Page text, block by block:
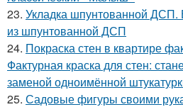
23. Укладка шпунтованной ДСП.
из шпунтованной ДСП
24. Покраска стен в квартире
Фактурная краска для стен:
заменой одноимённой
25. Садовые фигуры своими